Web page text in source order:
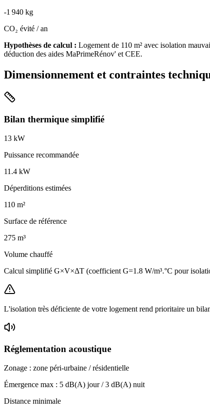
-1 940 kg
CO₂ évité / an
Hypothèses de calcul : Logement de 110 m² avec isolation
déduction des aides MaPrimeRénov' et CEE.
Dimensionnement et contraintes
Bilan thermique simplifié
13 kW
Puissance recommandée
11.4 kW
Déperditions estimées
110 m²
Surface de référence
275 m³
Volume chauffé
Calcul simplifié G×V×ΔT (coefficient G=1.8 W/m³.°C pour
L'isolation très déficiente de votre logement rend prioritaire un
Réglementation acoustique
Zonage : zone péri-urbaine / résidentielle
Émergence max : 5 dB(A) jour /3 dB(A) nuit
Distance minimale